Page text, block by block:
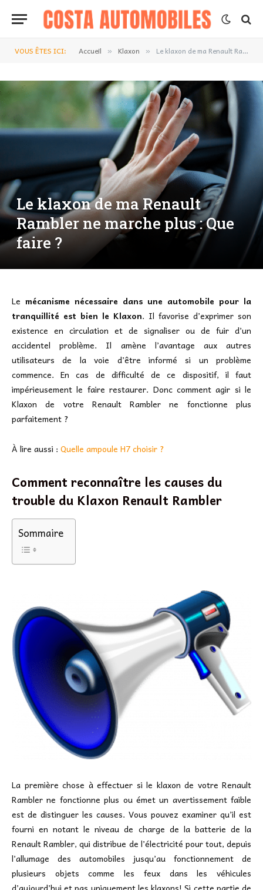
VOUS ÊTES ICI: Accueil » Klaxon » Le klaxon de ma Renault Rambler ne marche plus : Que faire ?
Le klaxon de ma Renault
Rambler ne marche plus : Que
faire ?
Le mécanisme nécessaire dans une automobile pour la
tranquillité est bien le Klaxon. Il favorise d’exprimer son
existence en circulation et de signaliser ou de fuir d’un
accidentel problème. Il amène l’avantage aux autres
utilisateurs de la voie d’être informé si un problème
commence. En cas de difficulté de ce dispositif, il faut
impérieusement le faire restaurer. Donc comment agir si le
Klaxon de votre Renault Rambler ne fonctionne plus
parfaitement ?
À lire aussi : Quelle ampoule H7 choisir ?
Comment reconnaître les causes du
trouble du Klaxon Renault Rambler
Sommaire
La première chose à effectuer si le klaxon de votre Renault
Rambler ne fonctionne plus ou émet un avertissement faible
est de distinguer les causes. Vous pouvez examiner qu’il est
fourni en notant le niveau de charge de la batterie de la
Renault Rambler, qui distribue de l’électricité pour tout, depuis
l’allumage des automobiles jusqu’au fonctionnement de
plusieurs objets comme les feux dans les véhicules